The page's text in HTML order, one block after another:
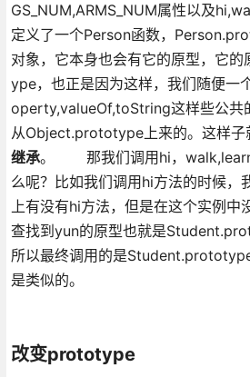
GS_NUM,ARMS_NUM属性以及
定义了一个Person函数，
对象，它本身也会有它的原型，它
ype，也正是因为这样，我们随便一
operty,valueOf,toString这样些公共
从Object.prototype上来的。这样子
继承。 那我们调用hi，walk,learn
么呢？比如我们调用hi方法的时候，
上有没有hi方法，但是在这个实例中
查找到yun的原型也就是
所以最终调用的是
是类似的。
改变prototype